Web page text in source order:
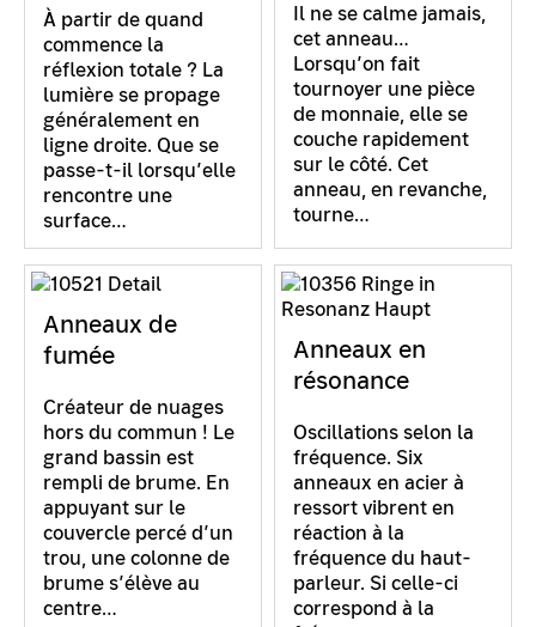
À partir de quand
commence la
réflexion totale ? La
lumière se propage
généralement en
ligne droite. Que se
passe-t-il lorsqu’elle
rencontre une
surface…
Il ne se calme jamais,
cet anneau…
Lorsqu’on fait
tournoyer une pièce
de monnaie, elle se
couche rapidement
sur le côté. Cet
anneau, en revanche,
tourne…
Anneaux de
fumée
Créateur de nuages
hors du commun ! Le
grand bassin est
rempli de brume. En
appuyant sur le
couvercle percé d’un
trou, une colonne de
brume s’élève au
centre…
Anneaux en
résonance
Oscillations selon la
fréquence. Six
anneaux en acier à
ressort vibrent en
réaction à la
fréquence du haut-
parleur. Si celle-ci
correspond à la